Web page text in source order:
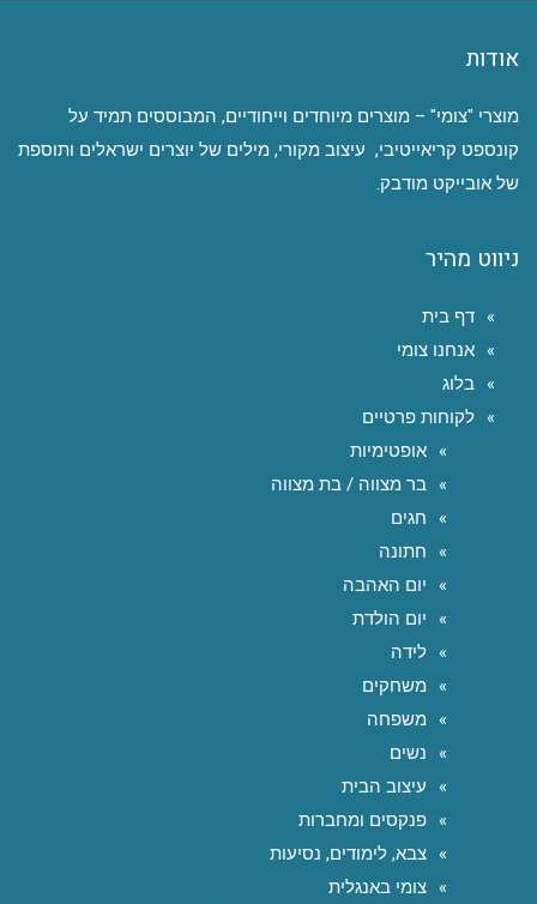
אודות
מוצרי "צומי" – מוצרים מיוחדים וייחודיים, המבוססים תמיד על
קונספט קריאייטיבי, עיצוב מקורי, מילים של יוצרים ישראלים ותוספת
של אובייקט מודבק.
ניווט מהיר
דף בית
אנחנו צומי
בלוג
לקוחות פרטיים
אופטימיות
בר מצווה / בת מצווה
חגים
חתונה
יום האהבה
יום הולדת
לידה
משחקים
משפחה
נשים
עיצוב הבית
פנקסים ומחברות
צבא, לימודים, נסיעות
צומי באנגלית